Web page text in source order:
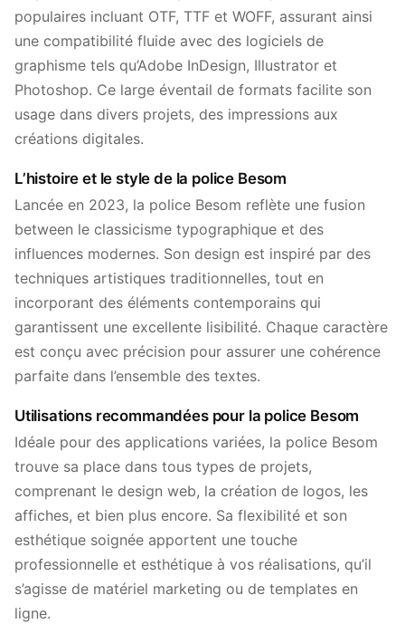
populaires incluant OTF, TTF et WOFF, assurant ainsi
une compatibilité fluide avec des logiciels de
graphisme tels qu’Adobe InDesign, Illustrator et
Photoshop. Ce large éventail de formats facilite son
usage dans divers projets, des impressions aux
créations digitales.
L’histoire et le style de la police Besom
Lancée en 2023, la police Besom reflète une fusion
between le classicisme typographique et des
influences modernes. Son design est inspiré par des
techniques artistiques traditionnelles, tout en
incorporant des éléments contemporains qui
garantissent une excellente lisibilité. Chaque caractère
est conçu avec précision pour assurer une cohérence
parfaite dans l’ensemble des textes.
Utilisations recommandées pour la police Besom
Idéale pour des applications variées, la police Besom
trouve sa place dans tous types de projets,
comprenant le design web, la création de logos, les
affiches, et bien plus encore. Sa flexibilité et son
esthétique soignée apportent une touche
professionnelle et esthétique à vos réalisations, qu’il
s’agisse de matériel marketing ou de templates en
ligne.